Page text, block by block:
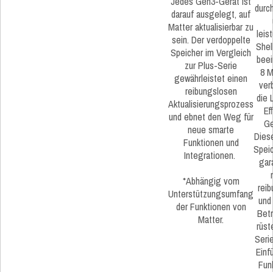
darauf ausgelegt, auf
Matter aktualisierbar zu
sein. Der verdoppelte
Speicher im Vergleich
zur Plus-Serie
gewährleistet einen
reibungslosen
Aktualisierungsprozess
und ebnet den Weg für
neue smarte
Funktionen und
Integrationen.
*Abhängig vom
Unterstützungsumfang
der Funktionen von
Matter.
8
die